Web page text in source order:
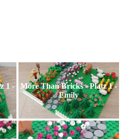
1 -
More Than Bricks - Platz 1 -
Emily